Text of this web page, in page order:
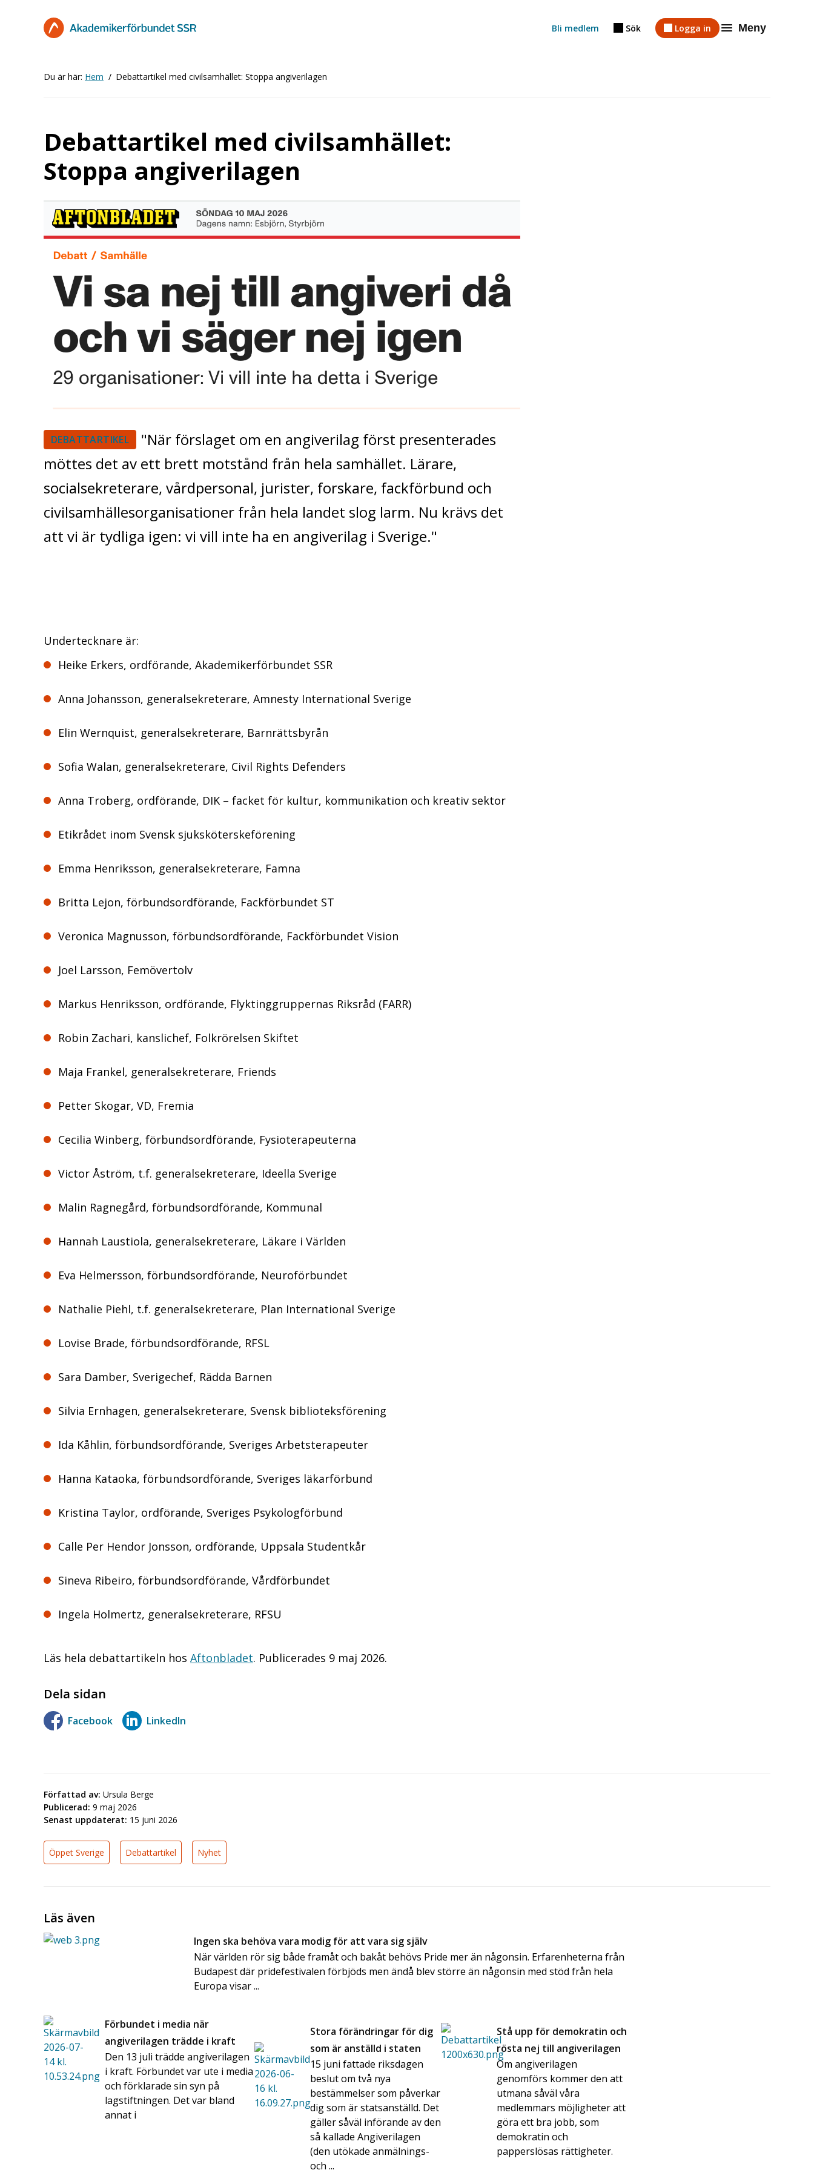
Bli medlem Sök Logga in Meny
Du är här: Hem Debattartikel med civilsamhället: Stoppa angiverilagen
Debattartikel med civilsamhället:
Stoppa angiverilagen
DEBATTARTIKEL
"När förslaget om en angiverilag först presenterades
möttes det av ett brett motstånd från hela samhället. Lärare,
socialsekreterare, vårdpersonal, jurister, forskare, fackförbund och
civilsamhällesorganisationer från hela landet slog larm. Nu krävs det
att vi är tydliga igen: vi vill inte ha en angiverilag i Sverige."
Undertecknare är:
Heike Erkers, ordförande, Akademikerförbundet SSR
Anna Johansson, generalsekreterare, Amnesty International Sverige
Elin Wernquist, generalsekreterare, Barnrättsbyrån
Sofia Walan, generalsekreterare, Civil Rights Defenders
Anna Troberg, ordförande, DIK – facket för kultur, kommunikation och kreativ sektor
Etikrådet inom Svensk sjuksköterskeförening
Emma Henriksson, generalsekreterare, Famna
Britta Lejon, förbundsordförande, Fackförbundet ST
Veronica Magnusson, förbundsordförande, Fackförbundet Vision
Joel Larsson, Femövertolv
Markus Henriksson, ordförande, Flyktinggruppernas Riksråd (FARR)
Robin Zachari, kanslichef, Folkrörelsen Skiftet
Maja Frankel, generalsekreterare, Friends
Petter Skogar, VD, Fremia
Cecilia Winberg, förbundsordförande, Fysioterapeuterna
Victor Åström, t.f. generalsekreterare, Ideella Sverige
Malin Ragnegård, förbundsordförande, Kommunal
Hannah Laustiola, generalsekreterare, Läkare i Världen
Eva Helmersson, förbundsordförande, Neuroförbundet
Nathalie Piehl, t.f. generalsekreterare, Plan International Sverige
Lovise Brade, förbundsordförande, RFSL
Sara Damber, Sverigechef, Rädda Barnen
Silvia Ernhagen, generalsekreterare, Svensk biblioteksförening
Ida Kåhlin, förbundsordförande, Sveriges Arbetsterapeuter
Hanna Kataoka, förbundsordförande, Sveriges läkarförbund
Kristina Taylor, ordförande, Sveriges Psykologförbund
Calle Per Hendor Jonsson, ordförande, Uppsala Studentkår
Sineva Ribeiro, förbundsordförande, Vårdförbundet
Ingela Holmertz, generalsekreterare, RFSU
Läs hela debattartikeln hos Aftonbladet. Publicerades 9 maj 2026.
Dela sidan
Facebook LinkedIn
Författad av: Ursula Berge
Publicerad: 9 maj 2026
Senast uppdaterat: 15 juni 2026
Öppet Sverige Debattartikel Nyhet
Läs även
Ingen ska behöva vara modig för att vara sig själv
När världen rör sig både framåt och bakåt behövs Pride mer än någonsin. Erfarenheterna från
Budapest där pridefestivalen förbjöds men ändå blev större än någonsin med stöd från hela
Europa visar ...
Förbundet i media när
angiverilagen trädde i kraft
Den 13 juli trädde angiverilagen
i kraft. Förbundet var ute i media
och förklarade sin syn på
lagstiftningen. Det var bland
annat i
Stora förändringar för dig
som är anställd i staten
15 juni fattade riksdagen
beslut om två nya
bestämmelser som påverkar
dig som är statsanställd. Det
gäller såväl införande av den
så kallade Angiverilagen
(den utökade anmälnings-
och ...
Stå upp för demokratin och
rösta nej till angiverilagen
Om angiverilagen
genomförs kommer den att
utmana såväl våra
medlemmars möjligheter att
göra ett bra jobb, som
demokratin och
papperslösas rättigheter.